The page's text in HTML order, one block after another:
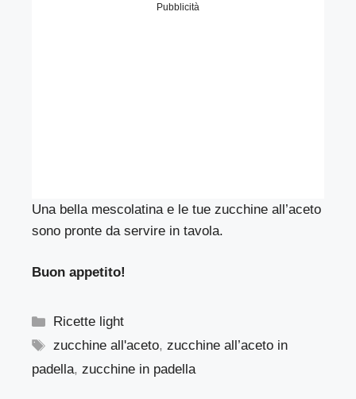
Pubblicità
Una bella mescolatina e le tue zucchine all’aceto
sono pronte da servire in tavola.
Buon appetito!
Categorie
Ricette light
Tag
zucchine all'aceto,zucchine all’aceto in
padella, zucchine in padella